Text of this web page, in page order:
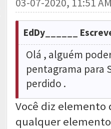
03-07-2020, 11:51
EdDy______
Olá , alguém
pentagrama para
perdido .
Você diz elemento
qualquer elemento